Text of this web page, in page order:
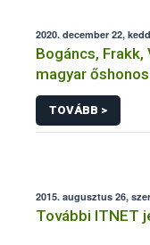
2020. december 22, kedd
Bogáncs, Frakk,
magyar
TOVÁBB >
2015. augusztus 26,
További ITNET